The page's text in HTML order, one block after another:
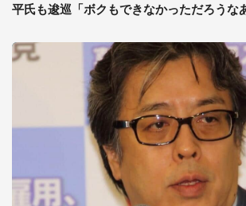
平氏も逡巡「ボクもできなかっただろうな